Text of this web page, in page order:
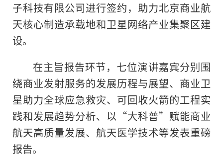
子科技有限公司进行签约，助力北京商业航
天核心制造承载地和卫星网络产业集聚区建
设。
在主旨报告环节，七位演讲嘉宾分别围
绕商业发射服务的发展历程与展望、商业卫
星助力全球应急救灾、可回收火箭的工程实
践和发展趋势分析、以“大科普”赋能商业
航天高质量发展、航天医学技术等发表重磅
报告。